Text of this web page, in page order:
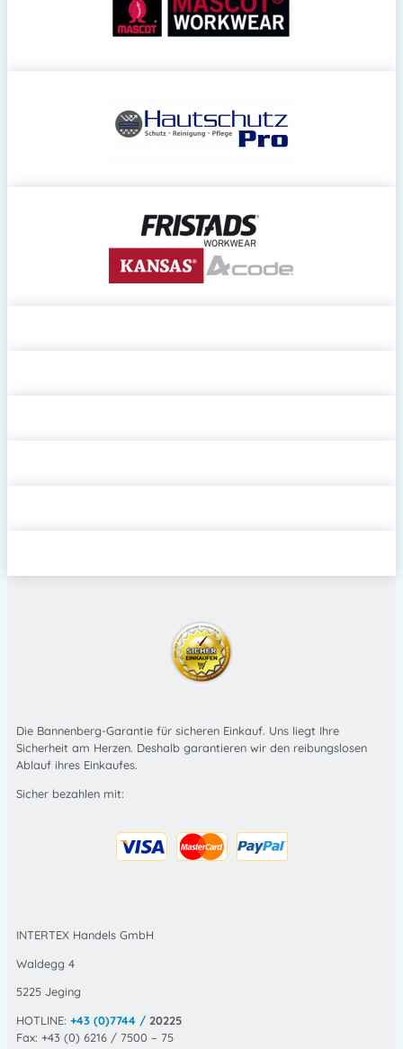
Die Bannenberg-Garantie für sicheren Einkauf. Uns liegt Ihre
Sicherheit am Herzen. Deshalb garantieren wir den reibungslosen
Ablauf ihres Einkaufes.
Sicher bezahlen mit:
INTERTEX Handels GmbH
Waldegg 4
5225 Jeging
HOTLINE: +43 (0)7744 / 20225
Fax: +43 (0) 6216 / 7500 – 75